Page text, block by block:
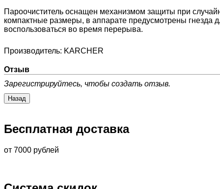
Пароочиститель оснащен механизмом защиты при
компактные размеры, в аппарате предусмотрены гнезда
воспользоваться во время перерыва.
Производитель: KARCHER
Отзыв
Зарегистрируйтесь, чтобы создать отзыв.
Бесплатная доставка
от 7000 рублей